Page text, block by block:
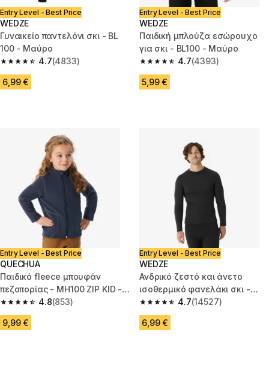
Entry Level - Best Price
WEDZE
Γυναικείο παντελόνι σκι - BL
100 - Μαύρο
4.7
4.7 out of 5 stars from 4833 reviews
(4833)
6,99 €
Entry Level - Best Price
WEDZE
Παιδική μπλούζα εσώρουχο
για σκι - BL100 - Μαύρο
4.7
4.7 out of 5 stars from 4393
(4393)
5,99 €
Entry Level - Best Price
QUECHUA
Παιδικό fleece μπουφάν
πεζοπορίας - MH100 ZIP KID -
Ηλικίες 2-6 ετών
4.8
4.8 out of 5 stars from 853 reviews
(853)
9,99 €
Entry Level - Best Price
WEDZE
Ανδρικό ζεστό και άνετο
ισοθερμικό φανελάκι σκι -
BL100 - Μαύρο
4.7
4.7 out of 5 stars from 14527
(14527)
6,99 €